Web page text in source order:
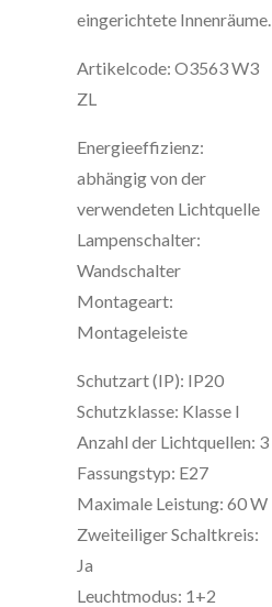
eingerichtete Innenräume.
Artikelcode: O3563 W3
ZL
Energieeffizienz:
abhängig von der
verwendeten Lichtquelle
Lampenschalter:
Wandschalter
Montageart:
Montageleiste
Schutzart (IP): IP20
Schutzklasse: Klasse I
Anzahl der Lichtquellen: 3
Fassungstyp: E27
Maximale Leistung: 60 W
Zweiteiliger Schaltkreis:
Ja
Leuchtmodus: 1+2